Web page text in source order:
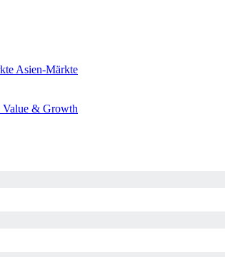
Asien-Märkte
Value & Growth